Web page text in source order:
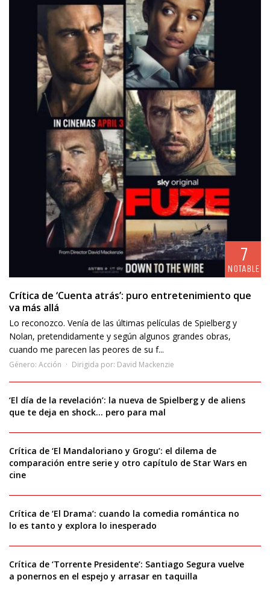
7
NOTABLE
Crítica de ‘Cuenta atrás’: puro entretenimiento que
va más allá
Lo reconozco. Venía de las últimas películas de Spielberg y
Nolan, pretendidamente y según algunos grandes obras,
cuando me parecen las peores de su f...
Género: Acción Dirigida por: David Mackenzie
‘El día de la revelación’: la nueva de Spielberg y de aliens
que te deja en shock… pero para mal
Crítica de ‘El Mandaloriano y Grogu’: el dilema de
comparación entre serie y otro capítulo de Star Wars en
cine
Crítica de ‘El Drama’: cuando la comedia romántica no
lo es tanto y explora lo inesperado
Crítica de ‘Torrente Presidente’: Santiago Segura vuelve
a ponernos en el espejo y arrasar en taquilla